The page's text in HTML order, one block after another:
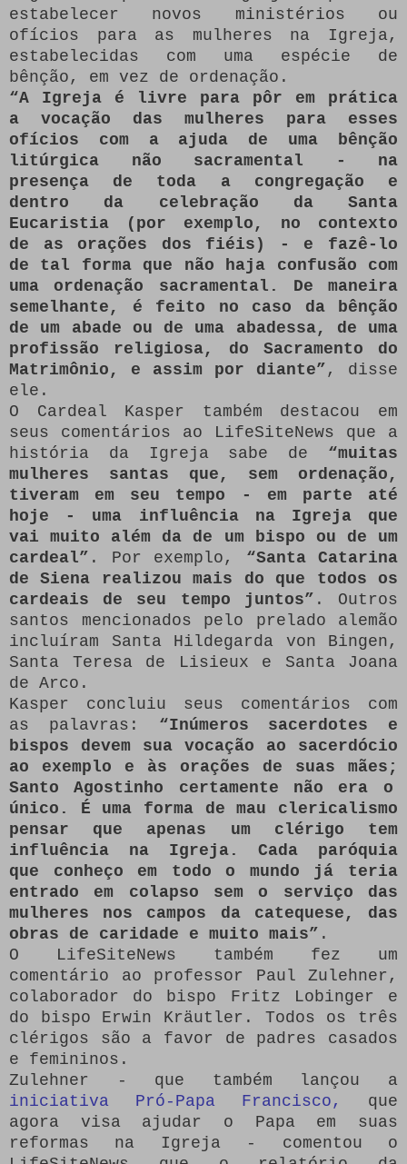
estabelecer novos ministérios ou
ofícios para as mulheres na Igreja,
estabelecidas com uma espécie de
bênção, em vez de ordenação.
“A Igreja é livre para pôr em prática
a vocação das mulheres para esses
ofícios com a ajuda de uma bênção
litúrgica não sacramental - na
presença de toda a congregação e
dentro da celebração da Santa
Eucaristia (por exemplo, no contexto
de as orações dos fiéis) - e fazê-lo
de tal forma que não haja confusão com
uma ordenação sacramental.
De maneira
semelhante, é feito no caso da bênção
de um abade ou de uma abadessa, de uma
profissão religiosa, do Sacramento do
Matrimônio, e assim por diante” , disse
ele.
O Cardeal Kasper também destacou em
seus comentários ao LifeSiteNews que a
história da Igreja sabe de “muitas
mulheres santas que, sem ordenação,
tiveram em seu tempo - em parte até
hoje - uma influência na Igreja que
vai muito além da de um bispo ou de um
cardeal” . Por exemplo, “Santa Catarina
de Siena realizou mais do que todos os
cardeais de seu tempo juntos” . Outros
santos mencionados pelo prelado alemão
incluíram Santa Hildegarda von Bingen,
Santa Teresa de Lisieux e Santa Joana
de Arco.
Kasper concluiu seus comentários com
as palavras: “Inúmeros sacerdotes e
bispos devem sua vocação ao sacerdócio
ao exemplo e às orações de suas mães;
Santo Agostinho certamente não era o
único.
É uma forma de mau clericalismo
pensar que apenas um clérigo tem
influência na Igreja.
Cada paróquia
que conheço em todo o mundo já teria
entrado em colapso sem o serviço das
mulheres nos campos da catequese, das
obras de caridade e muito mais” .
O LifeSiteNews também fez um
comentário ao professor Paul Zulehner,
colaborador do bispo Fritz Lobinger e
do bispo Erwin Kräutler.
Todos os três
clérigos são a favor de padres casados
​​e femininos.
Zulehner - que também lançou a
iniciativa Pró-Papa Francisco,
que
agora visa ajudar o Papa em suas
reformas na Igreja - comentou o